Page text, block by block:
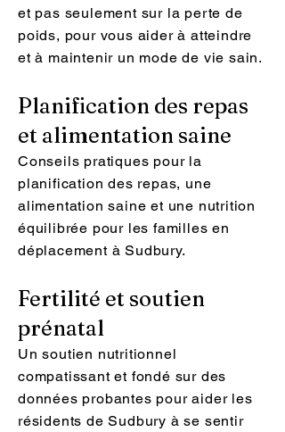
et pas seulement sur la perte de
poids, pour vous aider à atteindre
et à maintenir un mode de vie sain.
Planification des repas
et alimentation saine
Conseils pratiques pour la
planification des repas, une
alimentation saine et une nutrition
équilibrée pour les familles en
déplacement à Sudbury.
Fertilité et soutien
prénatal
Un soutien nutritionnel
compatissant et fondé sur des
données probantes pour aider les
résidents de Sudbury à se sentir